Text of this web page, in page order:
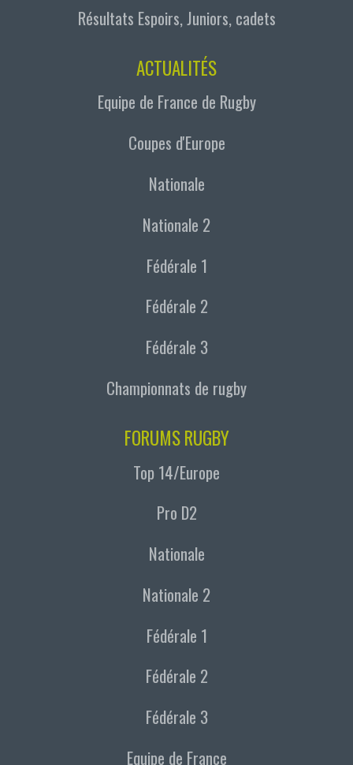
Résultats Espoirs, Juniors, cadets
ACTUALITÉS
Equipe de France de Rugby
Coupes d'Europe
Nationale
Nationale 2
Fédérale 1
Fédérale 2
Fédérale 3
Championnats de rugby
FORUMS RUGBY
Top 14/Europe
Pro D2
Nationale
Nationale 2
Fédérale 1
Fédérale 2
Fédérale 3
Equipe de France